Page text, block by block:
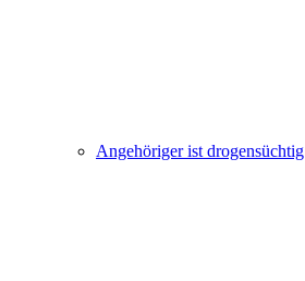
Angehöriger ist drogensüchtig